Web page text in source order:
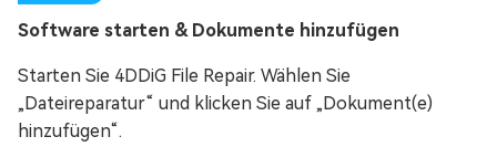
Software starten & Dokumente hinzufügen
Starten Sie 4DDiG File Repair. Wählen Sie
„Dateireparatur“ und klicken Sie auf „Dokument(e)
hinzufügen“.